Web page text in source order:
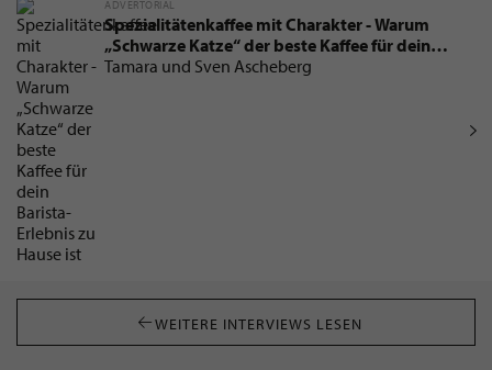
ADVERTORIAL
Spezialitätenkaffee mit Charakter - Warum
„Schwarze Katze“ der beste Kaffee für dein
Barista-Erlebnis zu Hause ist
Tamara und Sven Ascheberg
WEITERE INTERVIEWS LESEN